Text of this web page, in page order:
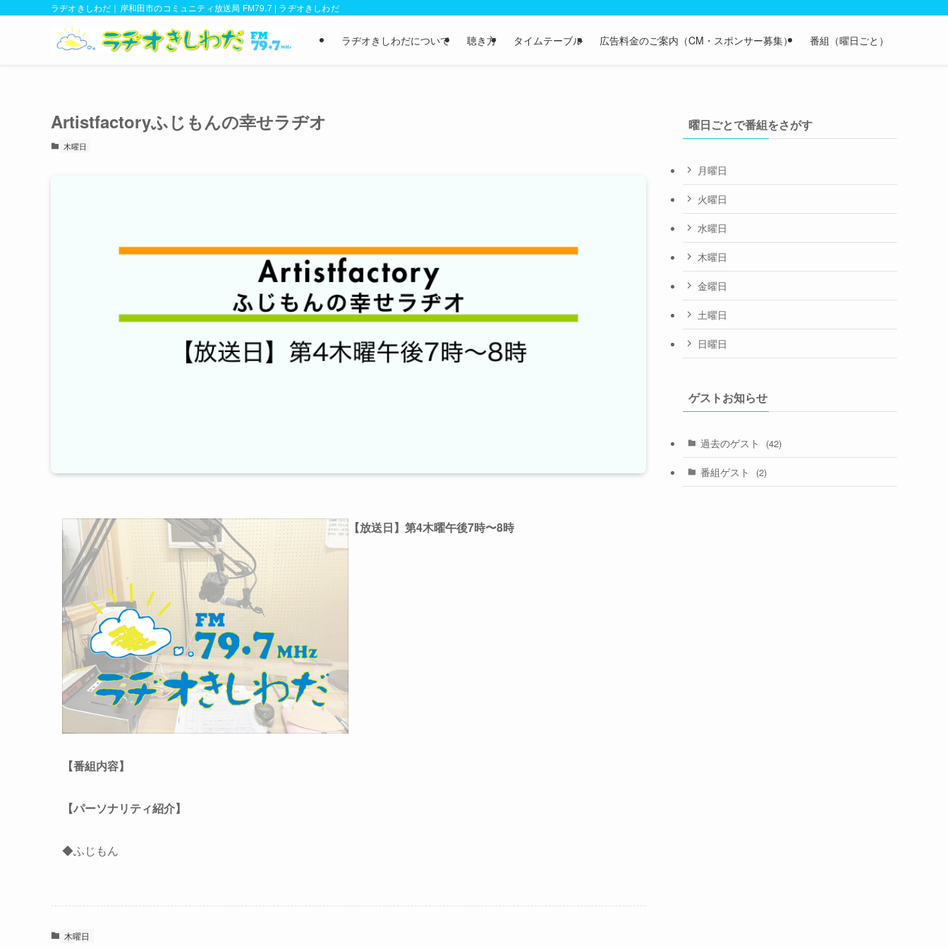
ラヂオきしわだ｜岸和田市のコミュニティ放送局 FM79.7 | ラヂオきしわだ
ラヂオきしわだについて 聴き方 タイムテーブル 広告料金のご案内（CM・スポンサー募集） 番組（曜日ごと）
Artistfactoryふじもんの幸せラヂオ
木曜日
【放送日】第4木曜午後7時〜8時
【番組内容】
【パーソナリティ紹介】
◆ふじもん
木曜日
曜日ごとで番組をさがす
月曜日
火曜日
水曜日
木曜日
金曜日
土曜日
日曜日
ゲストお知らせ
過去のゲスト (42)
番組ゲスト (2)